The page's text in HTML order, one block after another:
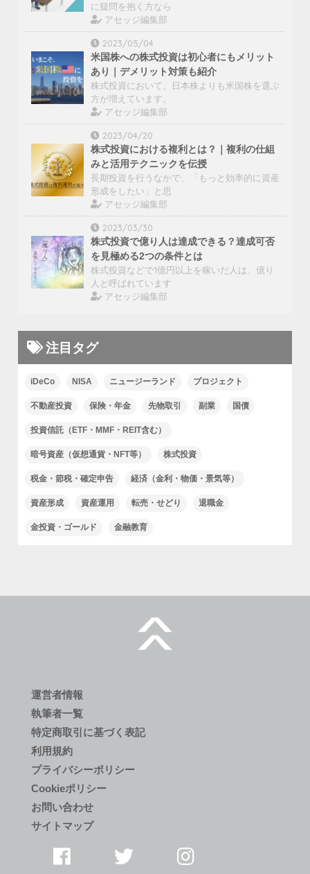
に疑問を抱く方なら
アセッジ編集部
2023/05/04
米国株への株式投資は初心者にもメリット
あり｜デメリット対策も紹介
株式投資において、日本株よりも米国株を選ぶ
方が増えています。
アセッジ編集部
2023/04/20
株式投資における複利とは？｜複利の仕組
みと活用テクニックを伝授
長期投資を行うなかで、「もっと効率的に資産
形成をしたい」と思
アセッジ編集部
2023/03/30
株式投資で億り人は達成できる？達成可否
を見極める2つの条件とは
株式投資などで1億円以上を稼いだ人は、億り
人と呼ばれています
アセッジ編集部
注目タグ
iDeCo NISA ニュージーランド プロジェクト
不動産投資 保険・年金 先物取引 副業 国債
投資信託（ETF・MMF・REIT含む）
暗号資産（仮想通貨・NFT等） 株式投資
税金・節税・確定申告 経済（金利・物価・景気等）
資産形成 資産運用 転売・せどり 退職金
金投資・ゴールド 金融教育
運営者情報
執筆者一覧
特定商取引に基づく表記
利用規約
プライバシーポリシー
Cookieポリシー
お問い合わせ
サイトマップ